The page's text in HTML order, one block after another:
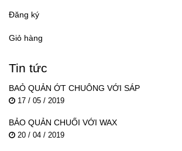
Đăng ký
Giỏ hàng
Tin tức
BAỎ QUẢN ỚT CHUÔNG VỚI SÁP
17 / 05 / 2019
BẢO QUẢN CHUỐI VỚI WAX
20 / 04 / 2019